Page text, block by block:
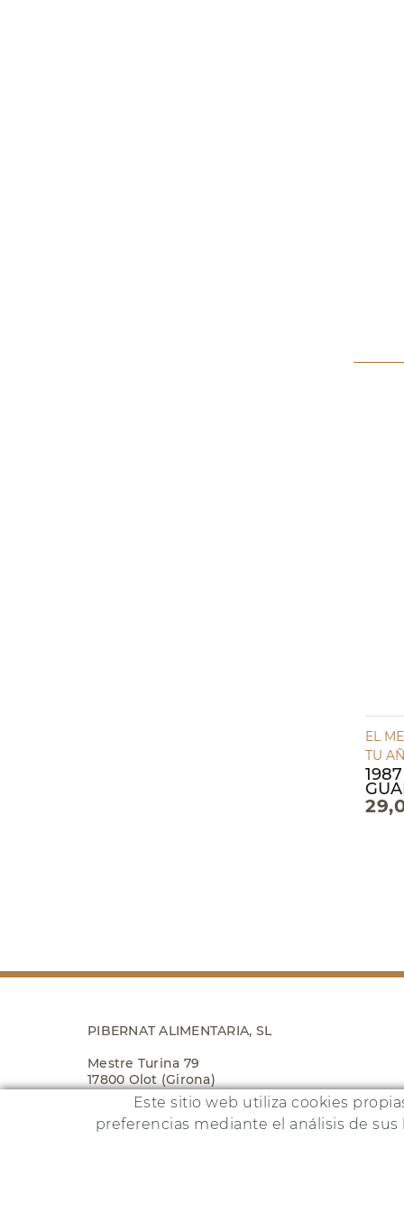
EL
TU
PIBERNAT ALIMENTARIA, SL
Mestre Turina 79
17800 Olot (Girona)
679 273 139
Este sitio web utiliza cookies
preferencias mediante el análisis de